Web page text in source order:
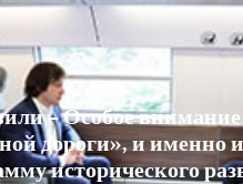
через Азербайджан и